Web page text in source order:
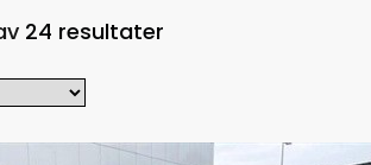
24 resultater